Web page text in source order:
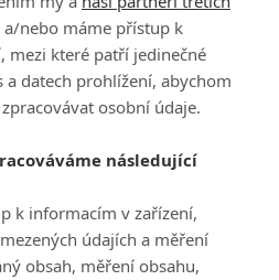
PŘIHLÁSIT
REGISTROVAT
, e-mailserialy@fandimefilmu.cz
webu napište nám na e-mail
používání cookies |Pravidla webu
soukromí
a/nebo máme přístup k
mezi které patří jedinečné
datech prohlížení, abychom
osobní údaje.
následující
k informacím v zařízení,
údajích a měření
obsah, měření obsahu,